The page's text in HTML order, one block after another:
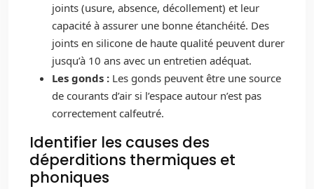
joints (usure, absence, décollement) et leur
capacité à assurer une bonne étanchéité. Des
joints en silicone de haute qualité peuvent durer
jusqu’à 10 ans avec un entretien adéquat.
Les gonds : Les gonds peuvent être une source
de courants d’air si l’espace autour n’est pas
correctement calfeutré.
Identifier les causes des
déperditions thermiques et
phoniques